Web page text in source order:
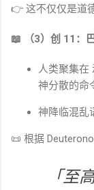
👉 这不仅仅是道
📖 （3）创 11：
人类聚集在
神分散的命
神降临混乱
📜 根据
「至